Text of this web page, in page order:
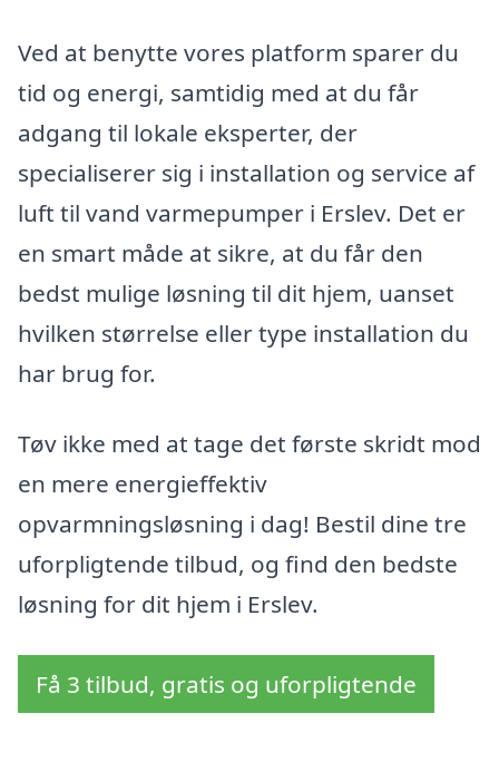
Ved at benytte vores platform sparer du
tid og energi, samtidig med at du får
adgang til lokale eksperter, der
specialiserer sig i installation og service af
luft til vand varmepumper i Erslev. Det er
en smart måde at sikre, at du får den
bedst mulige løsning til dit hjem, uanset
hvilken størrelse eller type installation du
har brug for.
Tøv ikke med at tage det første skridt mod
en mere energieffektiv
opvarmningsløsning i dag! Bestil dine tre
uforpligtende tilbud, og find den bedste
løsning for dit hjem i Erslev.
Få 3 tilbud, gratis og uforpligtende